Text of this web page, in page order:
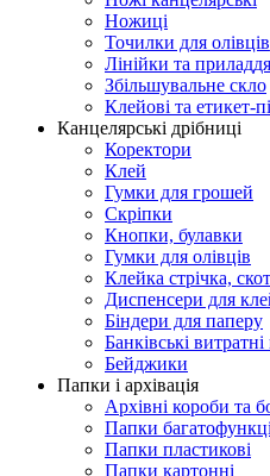
Ножиці
Точилки для олівців
Лінійки та
Збільшувальне скло
Клейові та етикет-
Канцелярські дрібниці
Коректори
Клей
Гумки для грошей
Скріпки
Кнопки, булавки
Гумки для олівців
Клейка стрічка,
Диспенсери для
Біндери для паперу
Банківські витратні
Бейджики
Папки і архівація
Архівні короби та
Папки
Папки пластикові
Папки картонні